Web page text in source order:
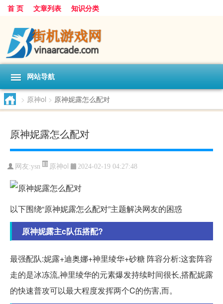
首 页 文章列表 知识分类
网站导航
> 原神ol > 原神妮露怎么配对
原神妮露怎么配对
网友:ysn 原神ol 2024-02-19 04:27:48
以下围绕“原神妮露怎么配对”主题解决网友的困惑
原神妮露主c队伍搭配?
最强配队:妮露+迪奥娜+神里绫华+砂糖 阵容分析:这套阵容
走的是冰冻流,神里绫华的元素爆发持续时间很长,搭配妮露
的快速普攻可以最大程度发挥两个C的伤害,而。